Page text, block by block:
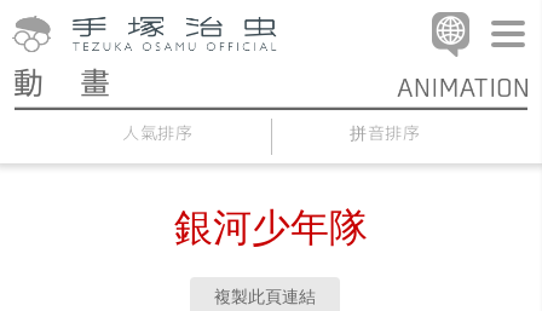
人氣排序 拼音排序
銀河少年隊
複製此頁連結